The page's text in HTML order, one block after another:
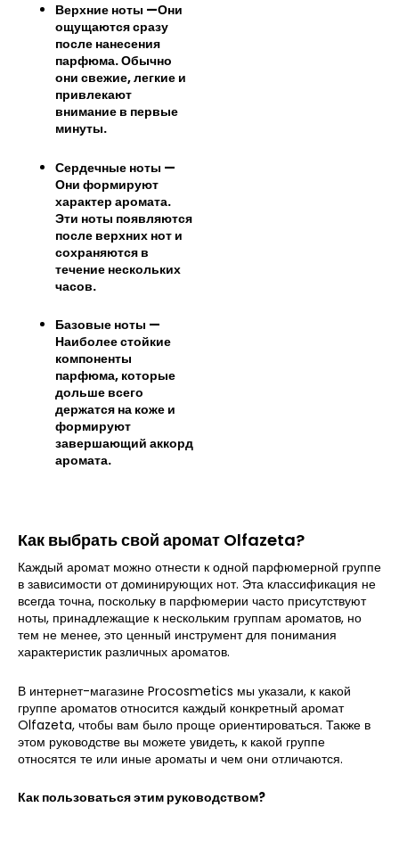
Верхние ноты —Они
ощущаются сразу
после нанесения
парфюма. Обычно
они свежие, легкие и
привлекают
внимание в первые
минуты.
Сердечные ноты —
Они формируют
характер аромата.
Эти ноты появляются
после верхних нот и
сохраняются в
течение нескольких
часов.
Базовые ноты —
Наиболее стойкие
компоненты
парфюма, которые
дольше всего
держатся на коже и
формируют
завершающий аккорд
аромата.
Как выбрать свой аромат Olfazeta?
Каждый аромат можно отнести к одной парфюмерной группе
в зависимости от доминирующих нот. Эта классификация не
всегда точна, поскольку в парфюмерии часто присутствуют
ноты, принадлежащие к нескольким группам ароматов, но
тем не менее, это ценный инструмент для понимания
характеристик различных ароматов.
В интернет-магазине Procosmetics мы указали, к какой
группе ароматов относится каждый конкретный аромат
Olfazeta, чтобы вам было проще ориентироваться. Также в
этом руководстве вы можете увидеть, к какой группе
относятся те или иные ароматы и чем они отличаются.
Как пользоваться этим руководством?